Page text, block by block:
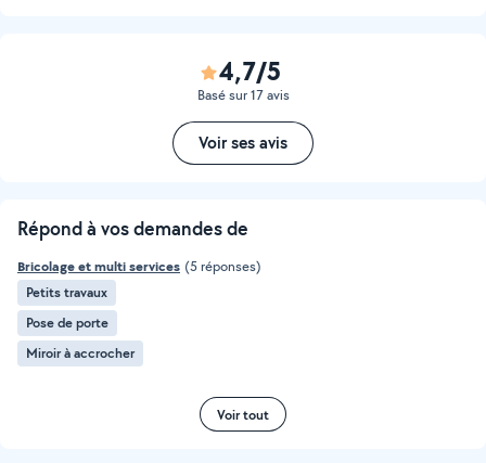
4,7/5
Basé sur 17 avis
Voir ses avis
Répond à vos demandes de
Bricolage et multi services (5 réponses)
Petits travaux
Pose de porte
Miroir à accrocher
Voir tout